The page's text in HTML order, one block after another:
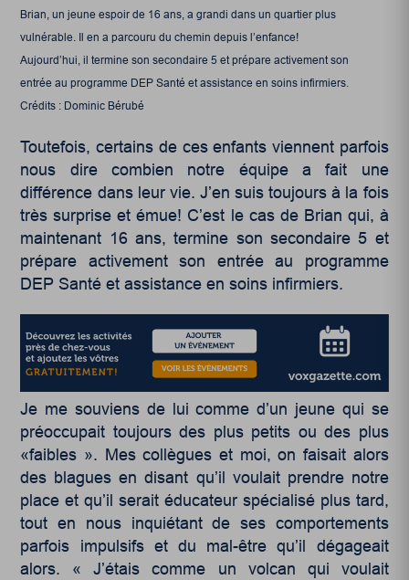
Brian, un jeune espoir de 16 ans, a grandi dans un quartier plus
vulnérable. Il en a parcouru du chemin depuis l’enfance!
Aujourd’hui, il termine son secondaire 5 et prépare activement son
entrée au programme DEP Santé et assistance en soins infirmiers.
Crédits : Dominic Bérubé
Toutefois, certains de ces enfants viennent parfois
nous dire combien notre équipe a fait une
différence dans leur vie. J’en suis toujours à la fois
très surprise et émue! C’est le cas de Brian qui, à
maintenant 16 ans, termine son secondaire 5 et
prépare activement son entrée au programme
DEP Santé et assistance en soins infirmiers.
Je me souviens de lui comme d’un jeune qui se
préoccupait toujours des plus petits ou des plus
«faibles ». Mes collègues et moi, on faisait alors
des blagues en disant qu’il voulait prendre notre
place et qu’il serait éducateur spécialisé plus tard,
tout en nous inquiétant de ses comportements
parfois impulsifs et du mal-être qu’il dégageait
alors. « J’étais comme un volcan qui voulait